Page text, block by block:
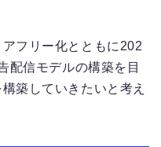
フリー化とともに202
配信モデルの構築を目
築していきたいと考え